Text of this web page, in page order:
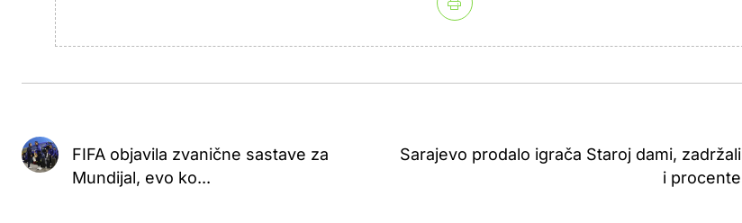
FIFA objavila zvanične sastave za
Mundijal, evo ko...
Sarajevo prodalo igrača Staroj dami, zadržali
i procente